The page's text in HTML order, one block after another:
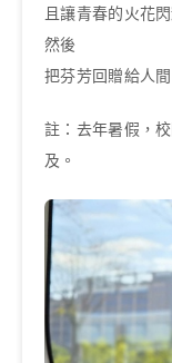
且讓青春的火花
然後
把芬芳回贈給人間
註：去年暑假，
及。